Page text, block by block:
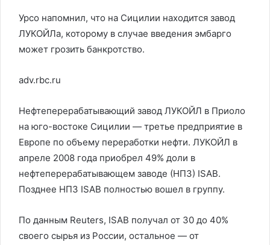
Урсо напомнил, что на Сицилии находится завод
ЛУКОЙЛа, которому в случае введения эмбарго
может грозить банкротство.
adv.rbc.ru
Нефтеперерабатывающий завод ЛУКОЙЛ в Приоло
на юго-востоке Сицилии — третье предприятие в
Европе по объему переработки нефти. ЛУКОЙЛ в
апреле 2008 года приобрел 49% доли в
нефтеперерабатывающем заводе (НПЗ) ISAB.
Позднее НПЗ ISAB полностью вошел в группу.
По данным Reuters, ISAB получал от 30 до 40%
своего сырья из России, остальное — от